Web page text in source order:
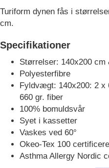
Turiform dynen fås i
cm.
Specifikationer
Størrelser: 140x200 cm
Polyesterfibre
Fyldvægt: 140x200: 2 x
660 gr. fiber
100% bomuldsvår
Syet i kassetter
Vaskes ved 60°
Okeo-Tex 100
Asthma Allergy Nordic